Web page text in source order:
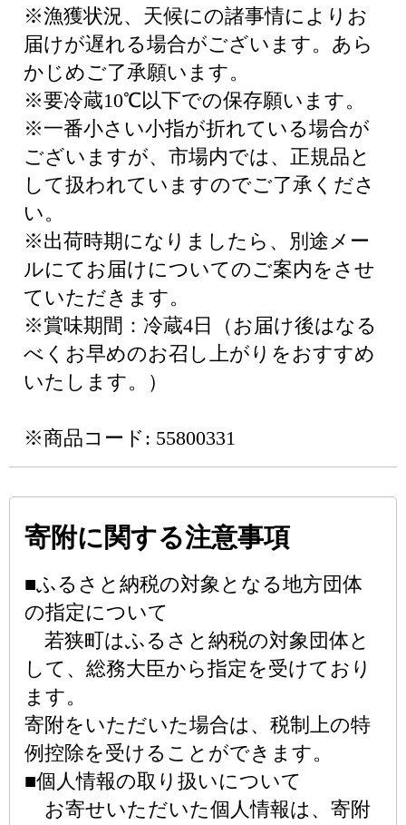
※漁獲状況、天候にの諸事情によりお
届けが遅れる場合がございます。あら
かじめご了承願います。
※要冷蔵10℃以下での保存願います。
※一番小さい小指が折れている場合が
ございますが、市場内では、正規品と
して扱われていますのでご了承くださ
い。
※出荷時期になりましたら、別途メー
ルにてお届けについてのご案内をさせ
ていただきます。
※賞味期間：冷蔵4日（お届け後はなる
べくお早めのお召し上がりをおすすめ
いたします。）
※商品コード: 55800331
寄附に関する注意事項
■ふるさと納税の対象となる地方団体
の指定について
若狭町はふるさと納税の対象団体と
して、総務大臣から指定を受けており
ます。
寄附をいただいた場合は、税制上の特
例控除を受けることができます。
■個人情報の取り扱いについて
お寄せいただいた個人情報は、寄附